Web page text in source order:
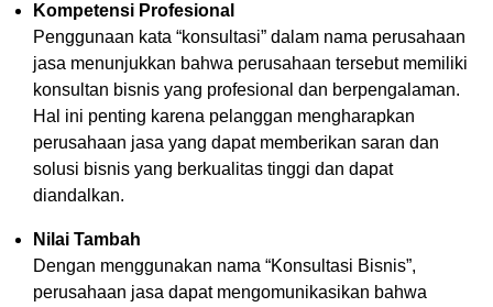
Kompetensi Profesional
Penggunaan kata “konsultasi” dalam nama perusahaan
jasa menunjukkan bahwa perusahaan tersebut memiliki
konsultan bisnis yang profesional dan berpengalaman.
Hal ini penting karena pelanggan mengharapkan
perusahaan jasa yang dapat memberikan saran dan
solusi bisnis yang berkualitas tinggi dan dapat
diandalkan.
Nilai Tambah
Dengan menggunakan nama “Konsultasi Bisnis”,
perusahaan jasa dapat mengomunikasikan bahwa